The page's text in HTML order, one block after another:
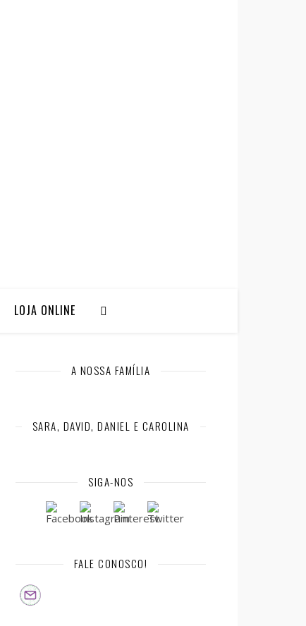
LOJA ONLINE
A NOSSA FAMÍLIA
SARA, DAVID, DANIEL E CAROLINA
SIGA-NOS
FALE CONOSCO!